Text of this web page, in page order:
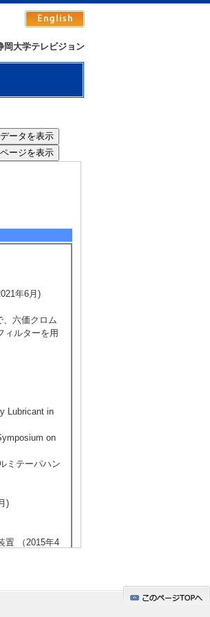
岡大学テレビジョン
年6月)
、六価クロム
ィルターを用
Lubricant in
on
ミテーパハン
)
置 （2015年4